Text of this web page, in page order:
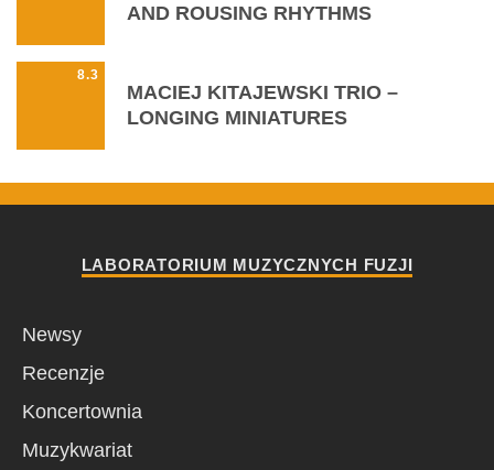
AND ROUSING RHYTHMS
8.3
MACIEJ KITAJEWSKI TRIO –
LONGING MINIATURES
LABORATORIUM MUZYCZNYCH FUZJI
Newsy
Recenzje
Koncertownia
Muzykwariat